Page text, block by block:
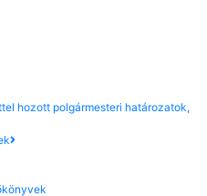
hozott polgármesteri határozatok,